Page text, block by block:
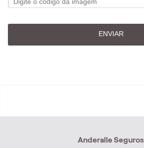
ENVIAR
Anderalle Seguros